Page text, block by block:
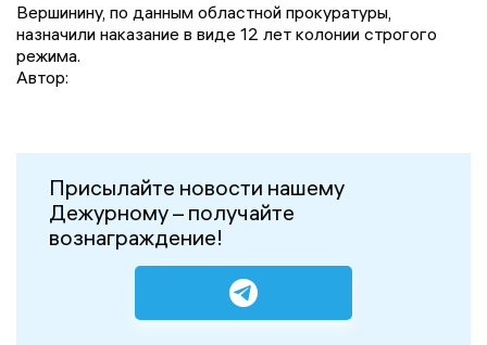
Вершинину, по данным областной прокуратуры,
назначили наказание в виде 12 лет колонии строгого
режима.
Автор:
Присылайте новости нашему
Дежурному – получайте
вознаграждение!